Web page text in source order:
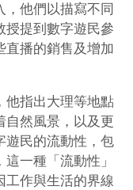
他們以描寫不同
授提到數字遊民參
直播的銷售及增加
他指出大理等地點
自然風景，以及更
遊民的流動性，包
一種「流動性」
工作與生活的界線